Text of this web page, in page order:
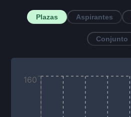
Plazas Aspirantes
Conjunto
160